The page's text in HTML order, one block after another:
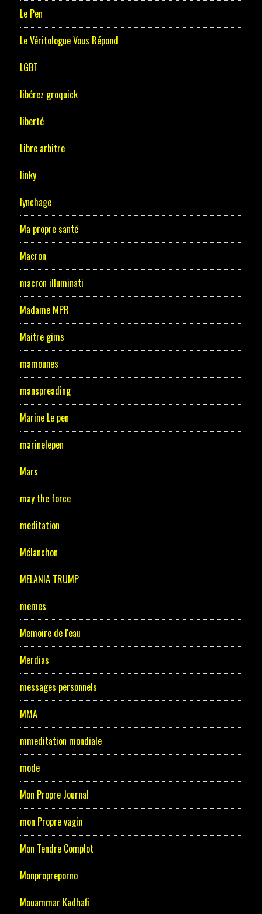
Le Pen
Le Véritologue Vous Répond
LGBT
libérez groquick
liberté
Libre arbitre
linky
lynchage
Ma propre santé
Macron
macron illuminati
Madame MPR
Maitre gims
mamounes
manspreading
Marine Le pen
marinelepen
Mars
may the force
meditation
Mélanchon
MELANIA TRUMP
memes
Memoire de l'eau
Merdias
messages personnels
MMA
mmeditation mondiale
mode
Mon Propre Journal
mon Propre vagin
Mon Tendre Complot
Monpropreporno
Mouammar Kadhafi